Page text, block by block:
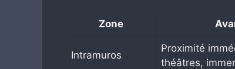
Zone
Intramuros
Proximité
théâtres,